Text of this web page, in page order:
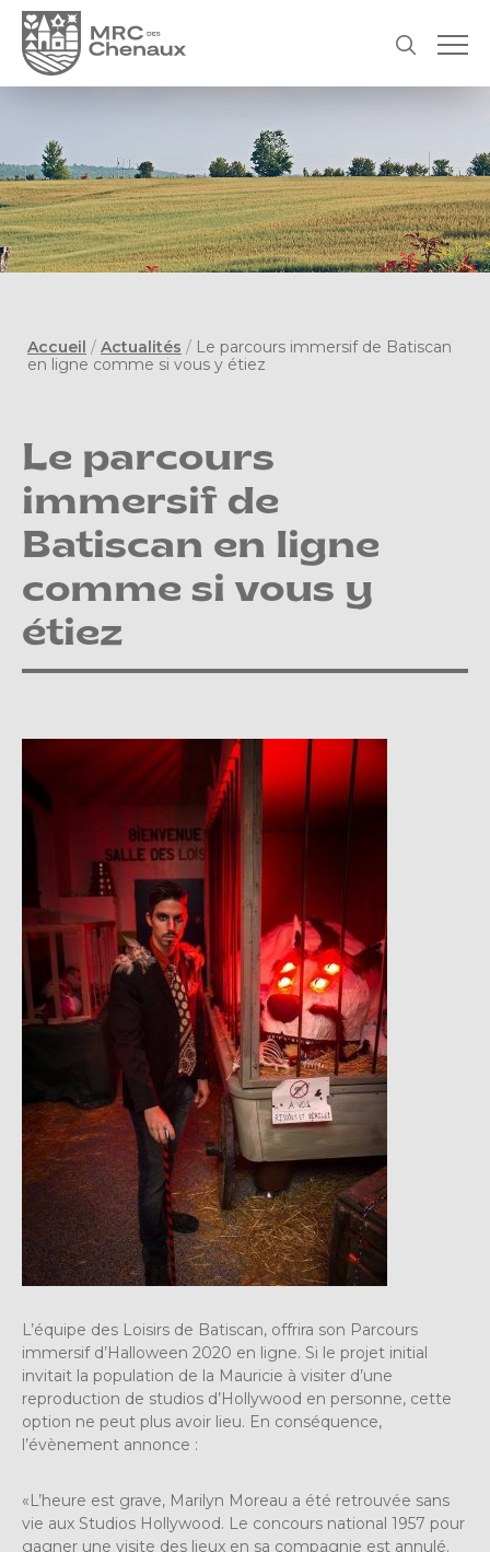
Accueil / Actualités / Le parcours immersif de Batiscan
en ligne comme si vous y étiez
Le parcours
immersif de
Batiscan en ligne
comme si vous y
étiez
L’équipe des Loisirs de Batiscan, offrira son Parcours
immersif d’Halloween 2020 en ligne. Si le projet initial
invitait la population de la Mauricie à visiter d’une
reproduction de studios d’Hollywood en personne, cette
option ne peut plus avoir lieu. En conséquence,
l’évènement annonce :
«L’heure est grave, Marilyn Moreau a été retrouvée sans
vie aux Studios Hollywood. Le concours national 1957 pour
gagner une visite des lieux en sa compagnie est annulé.